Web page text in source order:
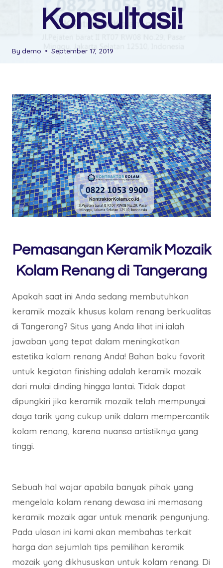
Konsultasi!
By demo September 17, 2019
Pemasangan Keramik Mozaik
Kolam Renang di Tangerang
Apakah saat ini Anda sedang membutuhkan
keramik mozaik khusus kolam renang berkualitas
di Tangerang? Situs yang Anda lihat ini ialah
jawaban yang tepat dalam meningkatkan
estetika kolam renang Anda! Bahan baku favorit
untuk kegiatan finishing adalah keramik mozaik
dari mulai dinding hingga lantai. Tidak dapat
dipungkiri jika keramik mozaik telah mempunyai
daya tarik yang cukup unik dalam mempercantik
kolam renang, karena nuansa artistiknya yang
tinggi.
Sebuah hal wajar apabila banyak pihak yang
mengelola kolam renang dewasa ini memasang
keramik mozaik agar untuk menarik pengunjung.
Pada ulasan ini kami akan membahas terkait
harga dan sejumlah tips pemilihan keramik
mozaik yang dikhususkan untuk kolam renang. Di